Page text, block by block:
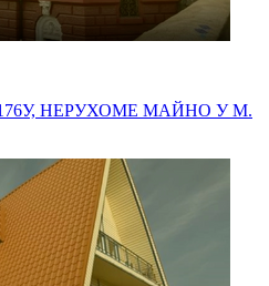
НЕРУХОМЕ МАЙНО У М.